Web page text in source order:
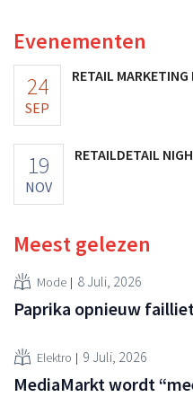
Evenementen
24
SEP
RETAIL
19
NOV
RETAILDETAIL
Meest gelezen
Mode 8 Juli, 2026
Paprika opnieuw
Elektro 9 Juli, 2026
MediaMarkt wordt